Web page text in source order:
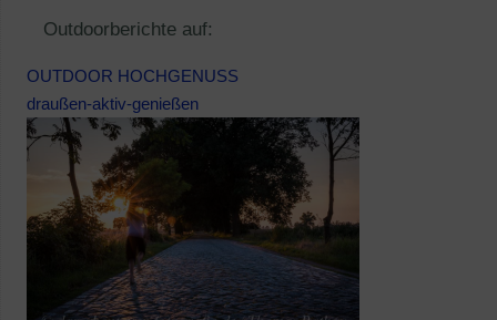
Outdoorberichte auf:
OUTDOOR HOCHGENUSS
draußen-aktiv-genießen